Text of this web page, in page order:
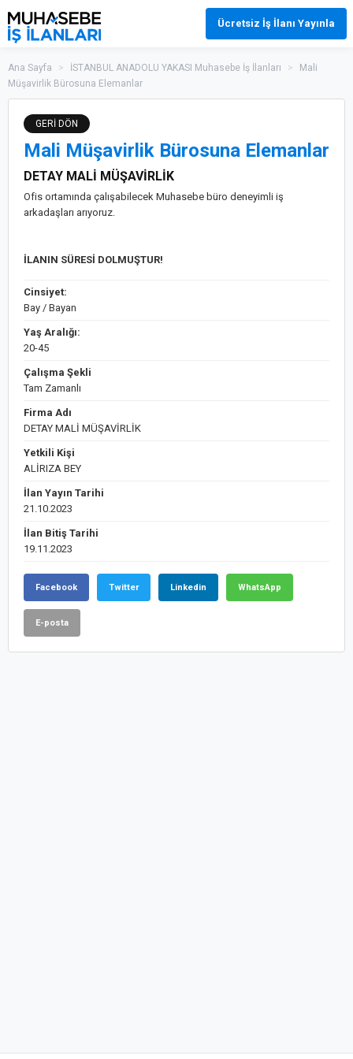
Ücretsiz İş İlanı Yayınla
Ana Sayfa > İSTANBUL ANADOLU YAKASI Muhasebe İş İlanları >
Mali
Müşavirlik Bürosuna Elemanlar
GERİ DÖN
Mali Müşavirlik Bürosuna Elemanlar
DETAY MALİ MÜŞAVİRLİK
Ofis ortamında çalışabilecek Muhasebe büro deneyimli iş
arkadaşları arıyoruz.
İLANIN SÜRESİ DOLMUŞTUR!
Cinsiyet:
Bay / Bayan
Yaş Aralığı:
20-45
Çalışma Şekli
Tam Zamanlı
Firma Adı
DETAY MALİ MÜŞAVİRLİK
Yetkili Kişi
ALİRIZA BEY
İlan Yayın Tarihi
21.10.2023
İlan Bitiş Tarihi
19.11.2023
Facebook Twitter Linkedin WhatsApp
E-posta